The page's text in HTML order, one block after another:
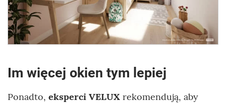
Im więcej okien tym lepiej
Ponadto, eksperci VELUX rekomendują, aby